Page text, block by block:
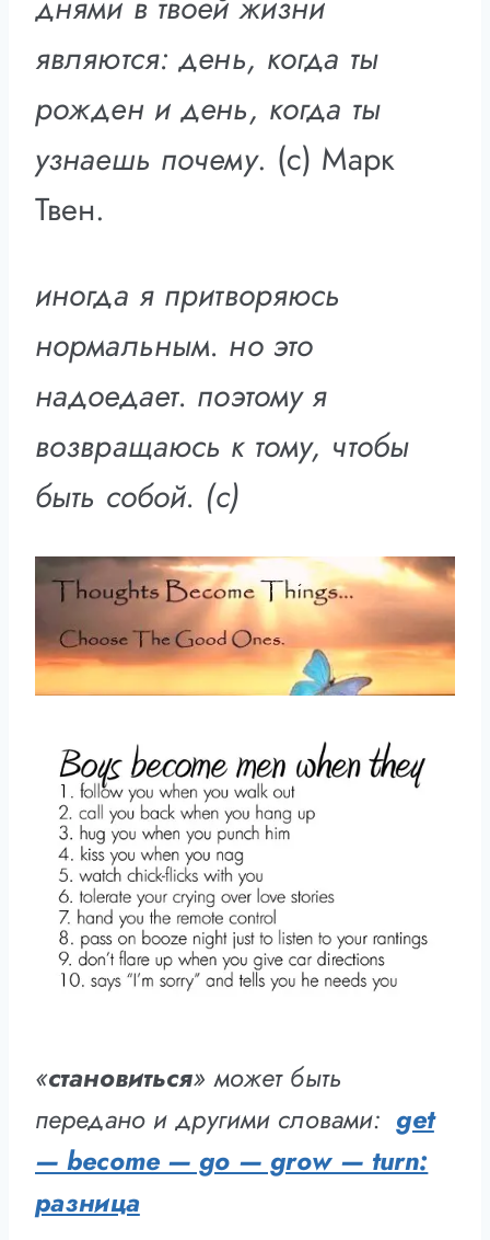
являются: день, когда ты
рожден и день, когда ты
узнаешь почему. (с) Марк
Твен.
иногда я притворяюсь
нормальным. но это
надоедает. поэтому я
возвращаюсь к тому, чтобы
быть собой. (c)
«становиться» может быть
передано и другими словами:get
— become — go — grow — turn:
разница